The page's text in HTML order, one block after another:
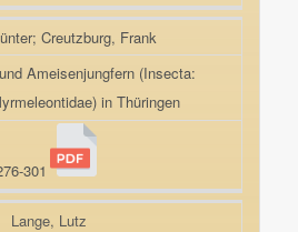
Creutzburg, Frank
Ameisenjungfern (Insecta:
in Thüringen
301
Lange, Lutz